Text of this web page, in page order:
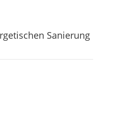
Sanierung